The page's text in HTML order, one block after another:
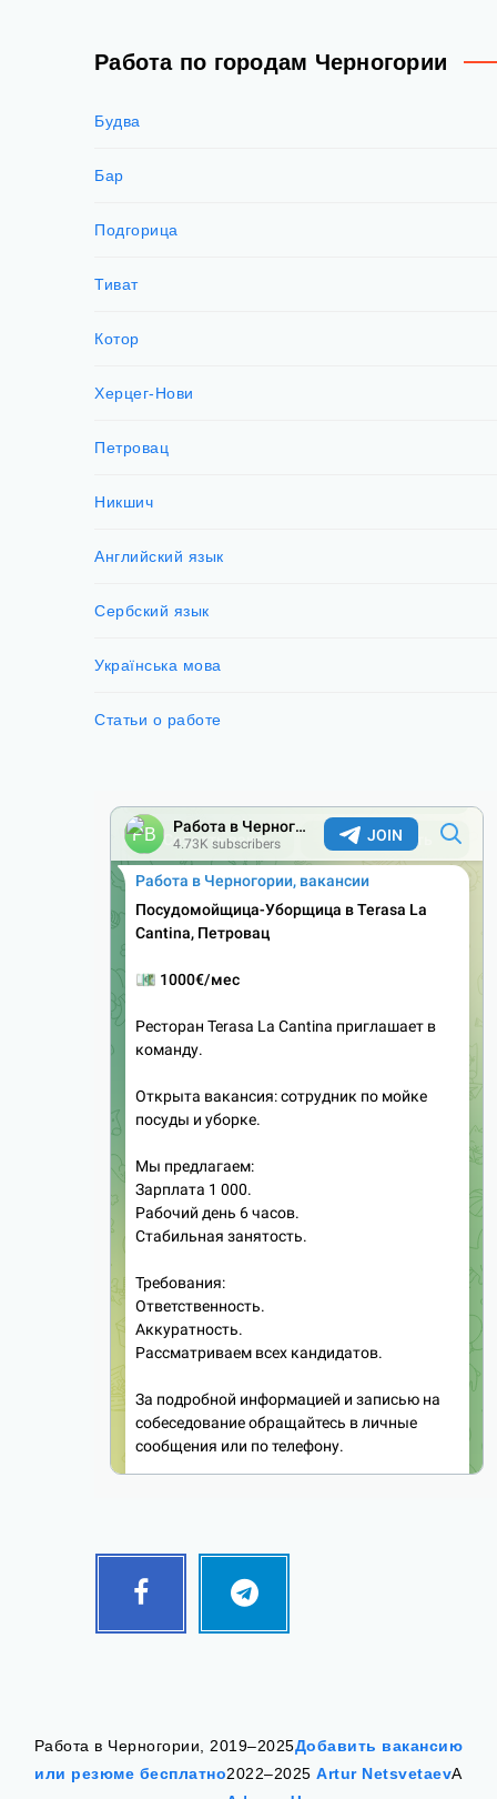
Работа по городам Черногории
Будва
Бар
Подгорица
Тиват
Котор
Херцег-Нови
Петровац
Никшич
Английский язык
Сербский язык
Українська мова
Статьи о работе
Facebook Telegram
Follow
Работа в Черногории, 2019–2025Добавить вакансию
или резюме бесплатно2022–2025Artur NetsvetaevА